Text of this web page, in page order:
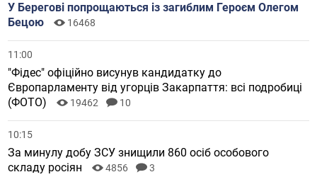
У Берегові попрощаються із загиблим Героєм Олегом
Бецою
16468
11:00
"Фідес" офіційно висунув кандидатку до
Європарламенту від угорців Закарпаття: всі подробиці
(ФОТО)
19462 10
10:15
За минулу добу ЗСУ знищили 860 осіб особового
складу росіян
4856 3